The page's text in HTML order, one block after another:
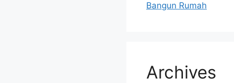
Bangun Rumah
Archives